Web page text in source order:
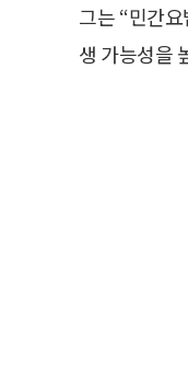
그는 “민간
생 가능성을